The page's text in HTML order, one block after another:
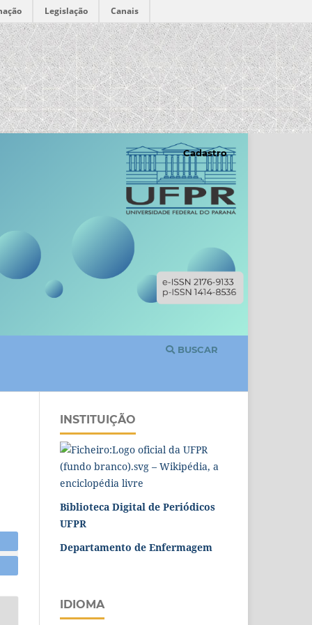
Legislação Canais
BUSCAR
Cadastro
INSTITUIÇÃO
Biblioteca Digital de Periódicos
UFPR
Departamento de Enfermagem
IDIOMA